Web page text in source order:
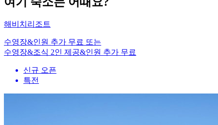
해비치리조트
수영장&인원 추가 무료 또는
수영장&조식 2인 제공&인원 추가 무료
신규 오픈
특전